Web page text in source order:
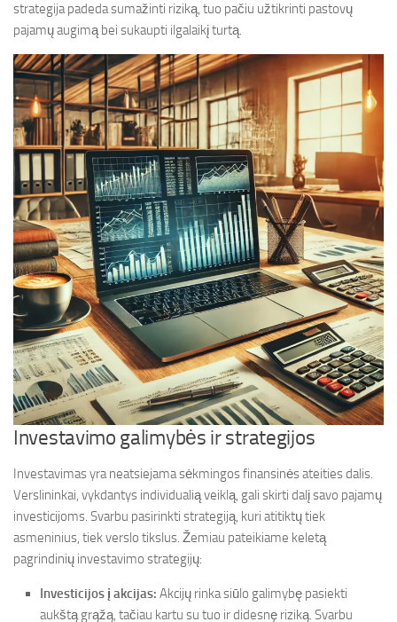
strategija padeda sumažinti riziką, tuo pačiu užtikrinti pastovų
pajamų augimą bei sukaupti ilgalaikį turtą.
Investavimo galimybės ir strategijos
Investavimas yra neatsiejama sėkmingos finansinės ateities dalis.
Verslininkai, vykdantys individualią veiklą, gali skirti dalį savo pajamų
investicijoms. Svarbu pasirinkti strategiją, kuri atitiktų tiek
asmeninius, tiek verslo tikslus. Žemiau pateikiame keletą
pagrindinių investavimo strategijų:
Investicijos į akcijas: Akcijų rinka siūlo galimybę pasiekti
aukštą grąžą, tačiau kartu su tuo ir didesnę riziką. Svarbu